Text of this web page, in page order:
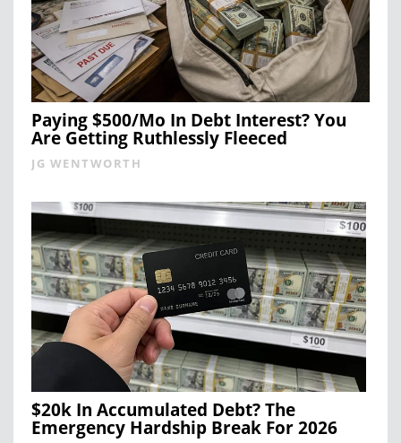
Paying $500/Mo In Debt Interest? You
Are Getting Ruthlessly Fleeced
JG WENTWORTH
$20k In Accumulated Debt? The
Emergency Hardship Break For 2026